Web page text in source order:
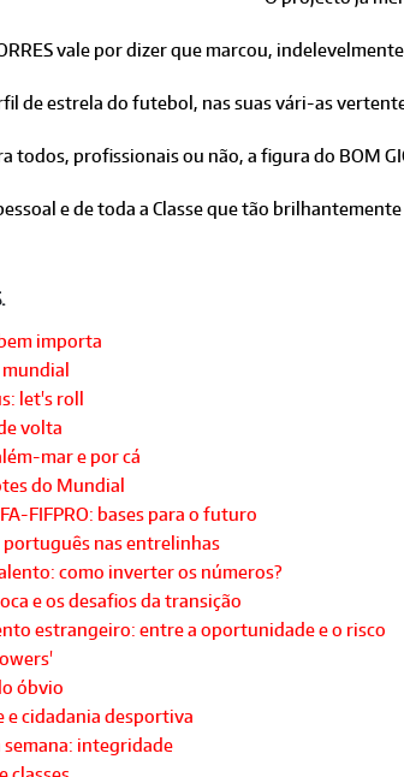
vale por dizer que marcou,
de estrela do futebol, nas suas vári-as
todos, profissionais ou não, a figura do BOM
e de toda a Classe que tão
importa
let's roll
volta
mar e por cá
do Mundial
FIFPRO: bases para o futuro
nas entrelinhas
como inverter os números?
e os desafios da transição
estrangeiro: entre a oportunidade e o risco
óbvio
e cidadania desportiva
semana: integridade